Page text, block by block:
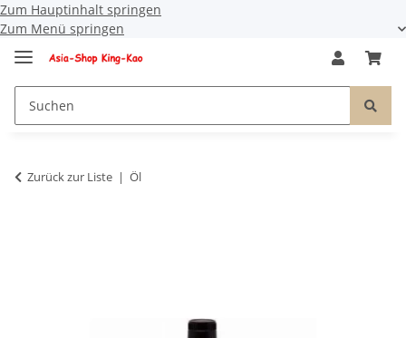
Zum Hauptinhalt springen
Zum Menü springen
Zurück zur Liste Öl